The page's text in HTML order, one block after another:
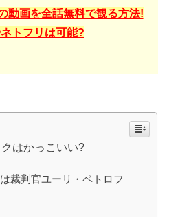
動画を全話無料で観る方法!
トフリは可能?
はかっこいい?
裁判官ユーリ・ペトロフ